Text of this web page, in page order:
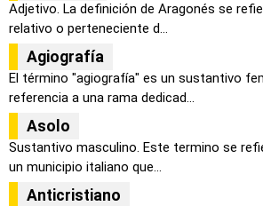
Adjetivo. La definición de Aragonés se
relativo o perteneciente d...
Agiografía
El término "agiografía" es un sustantivo
referencia a una rama dedicad...
Asolo
Sustantivo masculino. Este termino se
un municipio italiano que...
Anticristiano